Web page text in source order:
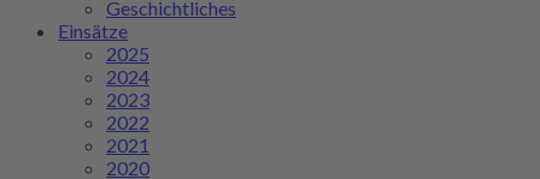
Geschichtliches
Einsätze
2025
2024
2023
2022
2021
2020